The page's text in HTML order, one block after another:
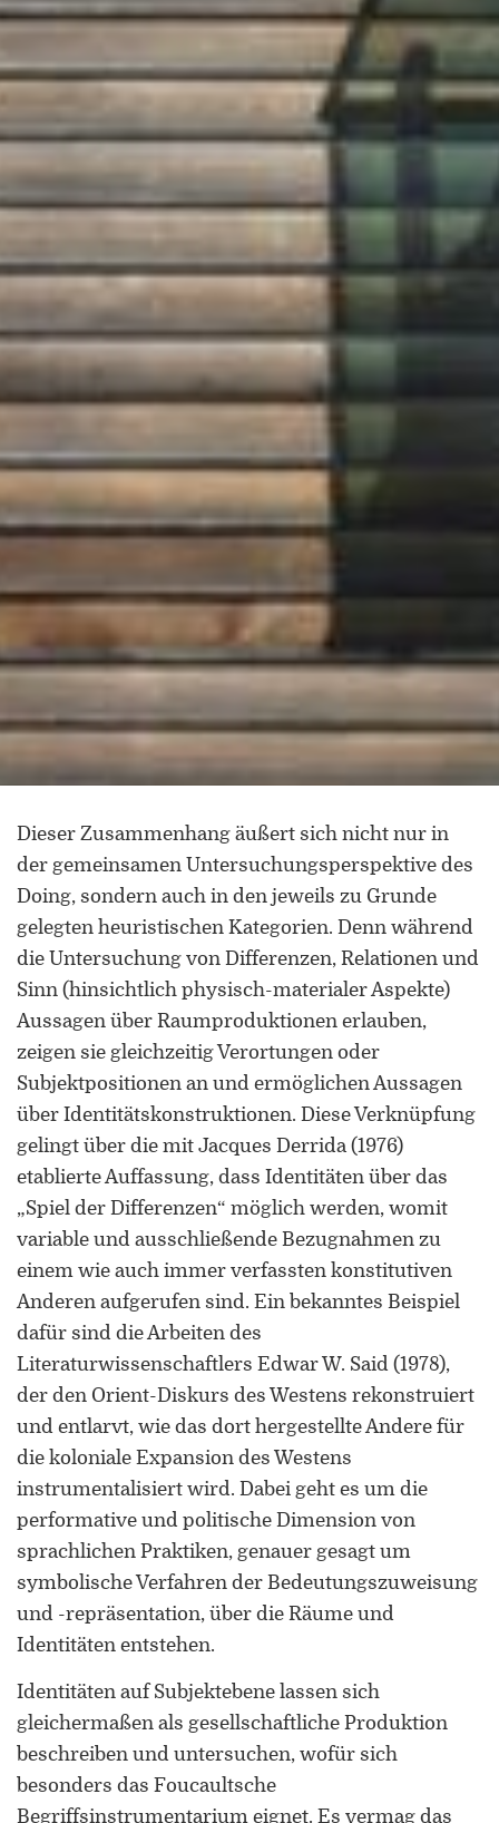
Dieser Zusammenhang äußert sich nicht nur in
der gemeinsamen Untersuchungsperspektive des
Doing, sondern auch in den jeweils zu Grunde
gelegten heuristischen Kategorien. Denn während
die Untersuchung von Differenzen, Relationen und
Sinn (hinsichtlich physisch-materialer Aspekte)
Aussagen über Raumproduktionen erlauben,
zeigen sie gleichzeitig Verortungen oder
Subjektpositionen an und ermöglichen Aussagen
über Identitätskonstruktionen. Diese Verknüpfung
gelingt über die mit Jacques Derrida (1976)
etablierte Auffassung, dass Identitäten über das
„Spiel der Differenzen“ möglich werden, womit
variable und ausschließende Bezugnahmen zu
einem wie auch immer verfassten konstitutiven
Anderen aufgerufen sind. Ein bekanntes Beispiel
dafür sind die Arbeiten des
Literaturwissenschaftlers Edwar W. Said (1978),
der den Orient-Diskurs des Westens rekonstruiert
und entlarvt, wie das dort hergestellte Andere für
die koloniale Expansion des Westens
instrumentalisiert wird. Dabei geht es um die
performative und politische Dimension von
sprachlichen Praktiken, genauer gesagt um
symbolische Verfahren der Bedeutungszuweisung
und -repräsentation, über die Räume und
Identitäten entstehen.
Identitäten auf Subjektebene lassen sich
gleichermaßen als gesellschaftliche Produktion
beschreiben und untersuchen, wofür sich
besonders das Foucaultsche
Begriffsinstrumentarium eignet. Es vermag das